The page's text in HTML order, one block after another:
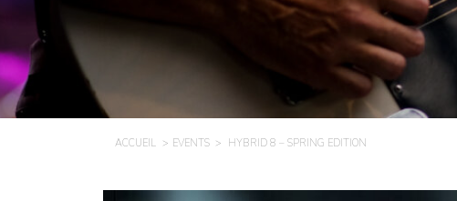
ACCUEIL EVENTS HYBRID 8 – SPRING EDITION